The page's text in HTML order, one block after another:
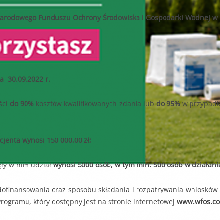
jedynie wnioski wypełnione i przesłane do Funduszu za
EKOSYSTEMÓW
do 11.07.2025r. do godziny 15:30 lub do czasu wyczerpania
do 11.07.2025r. do godziny 15:30
objęte wnioskiem nie może przekroczyć
8 000,00 zł.
w 2025 roku wpisujących się w priorytet dziedzinowy nabór
17.06.2025
B.V.2.2
od dnia
– zakres zmian został opisany w punkcie „Wprowadzone zmiany
Funduszu Ochrony Środowiska i Gospodarki Wodnej w
30.09.2022 r.
do 90% kosztów kwalifikowanych zdania lubdo 95%w
wynosi 150 000,00 zł;
w nim udziałwynosi 5000 osób, w tym min. 500 osób w
oraz sposobu składania i rozpatrywania
który dostępny jest na stronie internetowej